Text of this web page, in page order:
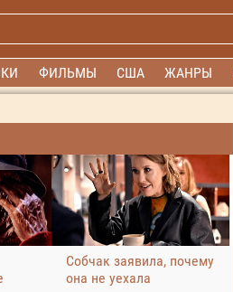
ФИЛЬМЫ США ЖАНРЫ
Собчак заявила, почему
она не уехала